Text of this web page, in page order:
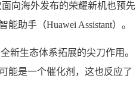
向海外发布的荣耀新机也预先
助手（Huawei Assistant）。
新生态体系拓展的尖刀作用。
能是一个催化剂，这也反应了